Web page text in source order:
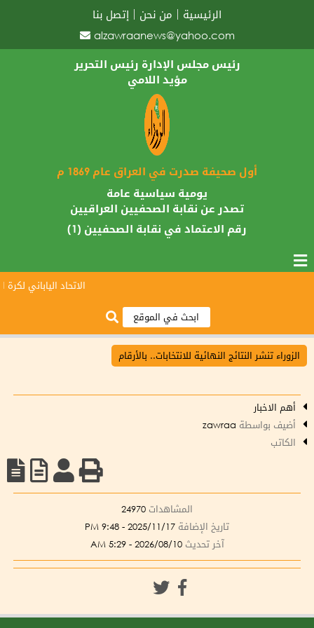
الرئيسية من نحن
إتصل بنا
alzawraanews@yahoo.com
رئيس مجلس الإدارة رئيس التحرير
مؤيد اللامي
أول صحيفة صدرت في العراق عام 1869 م
يومية سياسية عامة
تصدر عن نقابة الصحفيين العراقيين
رقم الاعتماد في نقابة الصحفيين (1)
الاتحاد الياباني لكرة
الزوراء تنشر النتائج النهائية للانتخابات.. بالأرقام
أهم الاخبار
أضيف بواسطة
الكاتب
المشاهدات 24970
تاريخ الإضافة 2025/11/17 - 9:48 PM
آخر تحديث 2026/08/10 - 5:29 AM